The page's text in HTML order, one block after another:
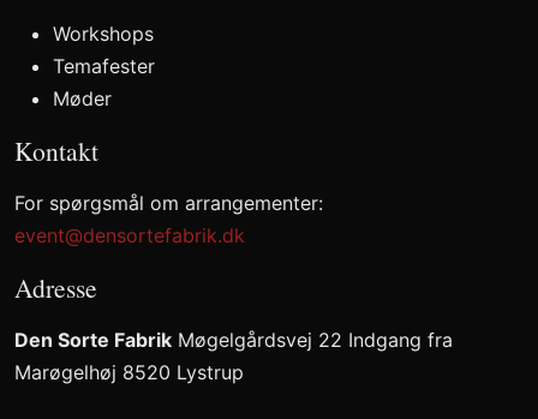
Workshops
Temafester
Møder
Kontakt
For spørgsmål om arrangementer:
event@densortefabrik.dk
Adresse
Den Sorte Fabrik Møgelgårdsvej 22 Indgang fra
Marøgelhøj 8520 Lystrup